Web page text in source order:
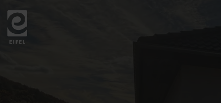
Zurück
zur
Startseite